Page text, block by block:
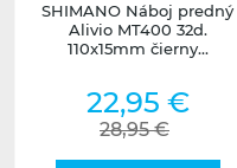
SHIMANO Náboj predný
Alivio MT400 32d.
110x15mm čierny...
22,95 €
28,95 €